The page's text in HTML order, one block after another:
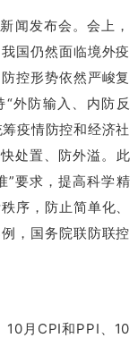
闻发布会。会上，
国仍然面临境外疫
控形势依然严峻复
外防输入、内防反
疫情防控和经济社
处置、防外溢。此
”要求，提高科学精
序，防止简单化、
，国务院联防联控
10月CPI和PPI、10